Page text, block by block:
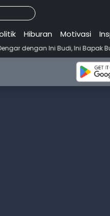
Hiburan Motivasi
Ini Bapak Budi, Ini Adik Budi